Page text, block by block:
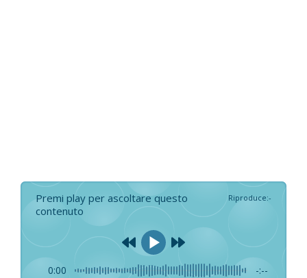
Premi play per ascoltare questo
contenuto
Riproduce:-
0:00 -:--